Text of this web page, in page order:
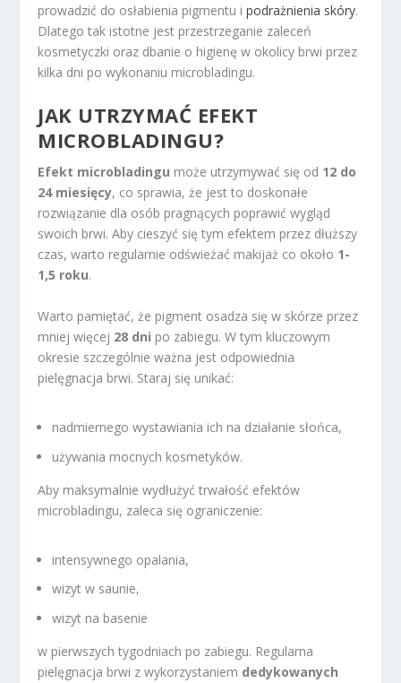
prowadzić do osłabienia pigmentu ipodrażnienia skóry.
Dlatego tak istotne jest przestrzeganie zaleceń
kosmetyczki oraz dbanie o higienę w okolicy brwi przez
kilka dni po wykonaniu microbladingu.
JAK UTRZYMAĆ EFEKT
MICROBLADINGU?
Efekt microbladingu może utrzymywać się od 12 do
24 miesięcy, co sprawia, że jest to doskonałe
rozwiązanie dla osób pragnących poprawić wygląd
swoich brwi. Aby cieszyć się tym efektem przez dłuższy
czas, warto regularnie odświeżać makijaż co około 1-
1,5 roku.
Warto pamiętać, że pigment osadza się w skórze przez
mniej więcej 28 dni po zabiegu. W tym kluczowym
okresie szczególnie ważna jest odpowiednia
pielęgnacja brwi. Staraj się unikać:
nadmiernego wystawiania ich na działanie słońca,
używania mocnych kosmetyków.
Aby maksymalnie wydłużyć trwałość efektów
microbladingu, zaleca się ograniczenie:
intensywnego opalania,
wizyt w saunie,
wizyt na basenie
w pierwszych tygodniach po zabiegu. Regularna
pielęgnacja brwi z wykorzystaniem dedykowanych